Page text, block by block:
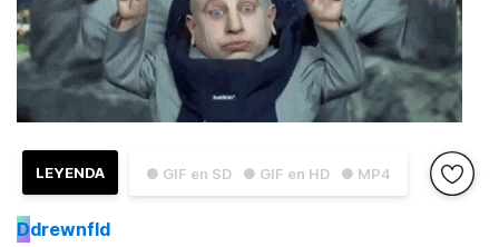
● GIF en SD ● GIF en HD ● MP4
LEYENDA
Ddrewnfld